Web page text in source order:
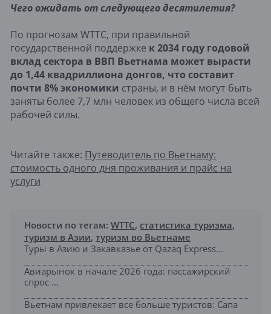
Чего ожидать от следующего десятилетия?
По прогнозам WTTC, при правильной
государственной поддержке к 2034 году годовой
вклад сектора в ВВП Вьетнама может вырасти
до 1,44 квадриллиона донгов, что составит
почти 8% экономики страны, и в нём могут быть
заняты более 7,7 млн человек из общего числа всей
рабочей силы.
Читайте также: Путеводитель по Вьетнаму:
стоимость одного дня проживания и прайс на
услуги
Новости по тегам: WTTC, статистика туризма,
туризм в Азии, туризм во Вьетнаме
Туры в Азию и Закавказье от Qazaq Express...
Авиарынок в начале 2026 года: пассажирский
спрос ...
Вьетнам привлекает все больше туристов: Сапа